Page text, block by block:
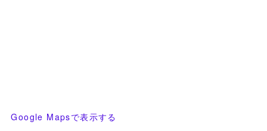
Google Mapsで表示する